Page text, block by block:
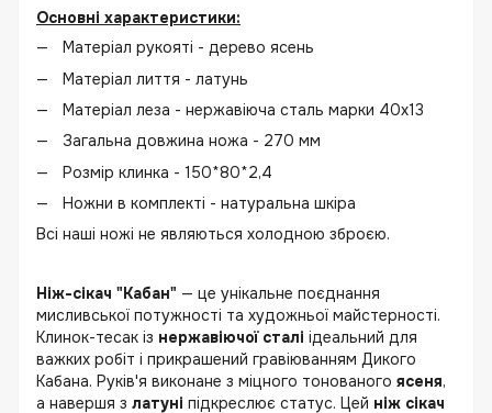
Основні характеристики:
Матеріал рукояті - дерево ясень
Матеріал лиття - латунь
Матеріал леза - нержавіюча сталь марки 40х13
Загальна довжина ножа - 270 мм
Розмір клинка - 150*80*2,4
Ножни в комплекті - натуральна шкіра
Всі наші ножі не являються холодною зброєю.
Ніж-сікач "Кабан" — це унікальне поєднання
мисливської потужності та художньої майстерності.
Клинок-тесак із нержавіючої сталі ідеальний для
важких робіт і прикрашений гравіюванням Дикого
Кабана. Руків'я виконане з міцного тонованого ясеня,
а навершя з латуні підкреслює статус. Цей ніж сікач